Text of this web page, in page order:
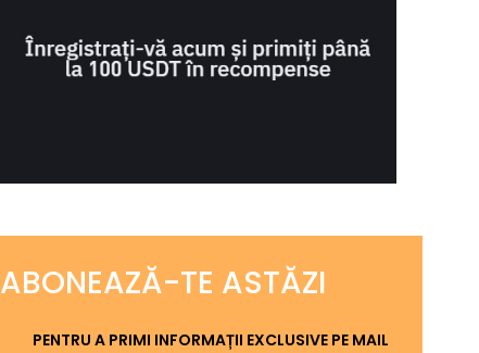
ABONEAZĂ-TE ASTĂZI
PENTRU A PRIMI INFORMAȚII EXCLUSIVE PE MAIL